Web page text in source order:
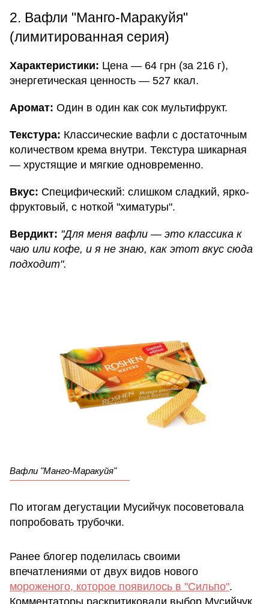
2. Вафли "Манго-Маракуйя"
(лимитированная серия)
Характеристики: Цена — 64 грн (за 216 г),
энергетическая ценность — 527 ккал.
Аромат: Один в один как сок мультифрукт.
Текстура: Классические вафли с достаточным
количеством крема внутри. Текстура шикарная
— хрустящие и мягкие одновременно.
Вкус: Специфический: слишком сладкий, ярко-
фруктовый, с ноткой "химатуры".
Вердикт: "Для меня вафли — это классика к
чаю или кофе, и я не знаю, как этот вкус сюда
подходит".
Вафли "Манго-Маракуйя"
По итогам дегустации Мусийчук посоветовала
попробовать трубочки.
Ранее блогер поделилась своими
впечатлениями от двух видов нового
мороженого, которое появилось в "Сильпо".
Комментаторы раскритиковали выбор Мусийчук